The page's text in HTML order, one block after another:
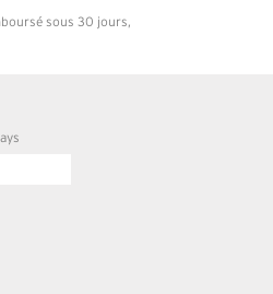
sous 30 jours,